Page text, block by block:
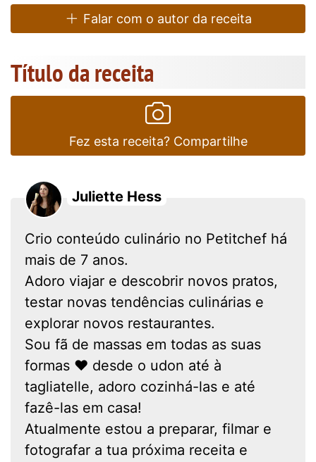
Falar com o autor da receita
Título da receita
Fez esta receita? Compartilhe
Juliette Hess
Crio conteúdo culinário no Petitchef há
mais de 7 anos.
Adoro viajar e descobrir novos pratos,
testar novas tendências culinárias e
explorar novos restaurantes.
Sou fã de massas em todas as suas
formas ❤ desde o udon até à
tagliatelle, adoro cozinhá-las e até
fazê-las em casa!
Atualmente estou a preparar, filmar e
fotografar a tua próxima receita e